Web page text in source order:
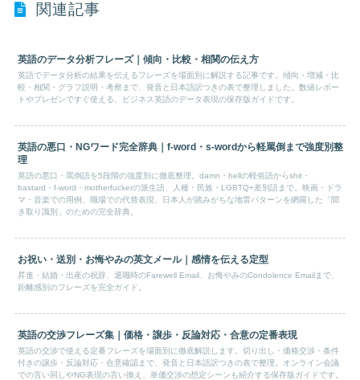
関連記事
英語のデータ分析フレーズ｜傾向・比較・相関の伝え方
英語でデータ分析の結果を伝えるフレーズを場面別に解説する記事です。傾向・増減・比
較・相関・グラフ説明・考察まで、発音と日本語訳つきの表で整理しました。数値レポー
トやプレゼンですぐ使える、ビジネス英語のデータ表現の保存版ガイドです。
英語の悪口・NGワード完全辞典｜f-word・s-wordから軽罵倒まで強度別整
理
英語の悪口・罵倒語を5段階の強度別に徹底整理。damn・hellの軽俗語からshit・
bastard・f-word・motherfuckerの派生語、人種・民族・LGBTQ+差別語まで。映画・ドラ
マ・音楽での用例、職場での代替表現、日本人が踏みがちな地雷パターンを網羅した「聞
き取り識別」のための完全辞典。
お祝い・送別・お悔やみの英文メール｜感情を伝える定型
昇進・結婚・出産の祝辞、退職時のFarewell Email、お悔やみのCondolence Emailまで、
距離感別のフレーズを完全ガイド。
英語の交渉フレーズ集｜価格・譲歩・反論対応・合意の定番表現
英語の交渉で使える定番フレーズを場面別に徹底解説します。切り出し・価格交渉・条件
付きの譲歩・反論対応・合意確認まで、発音と日本語訳つきの表で整理。オンライン会議
での言い回しやNG表現の言い換え、単価交渉の想定シーンも紹介する保存版ガイドです。